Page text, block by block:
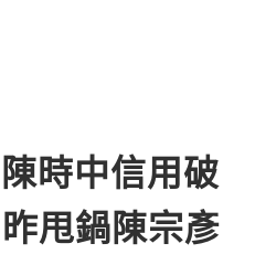
時中信用破
甩鍋陳宗彥